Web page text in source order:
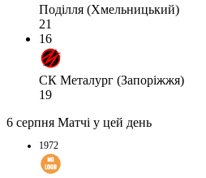
Поділля (Хмельницький)
21
16
СК Металург (Запоріжжя)
19
6 серпня Матчі у цей день
1972